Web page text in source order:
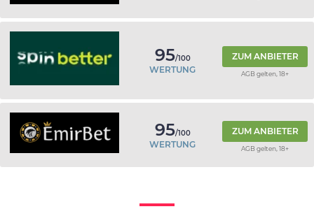
95/100
WERTUNG
ZUM ANBIETER
AGB gelten, 18+
95/100
WERTUNG
ZUM ANBIETER
AGB gelten, 18+